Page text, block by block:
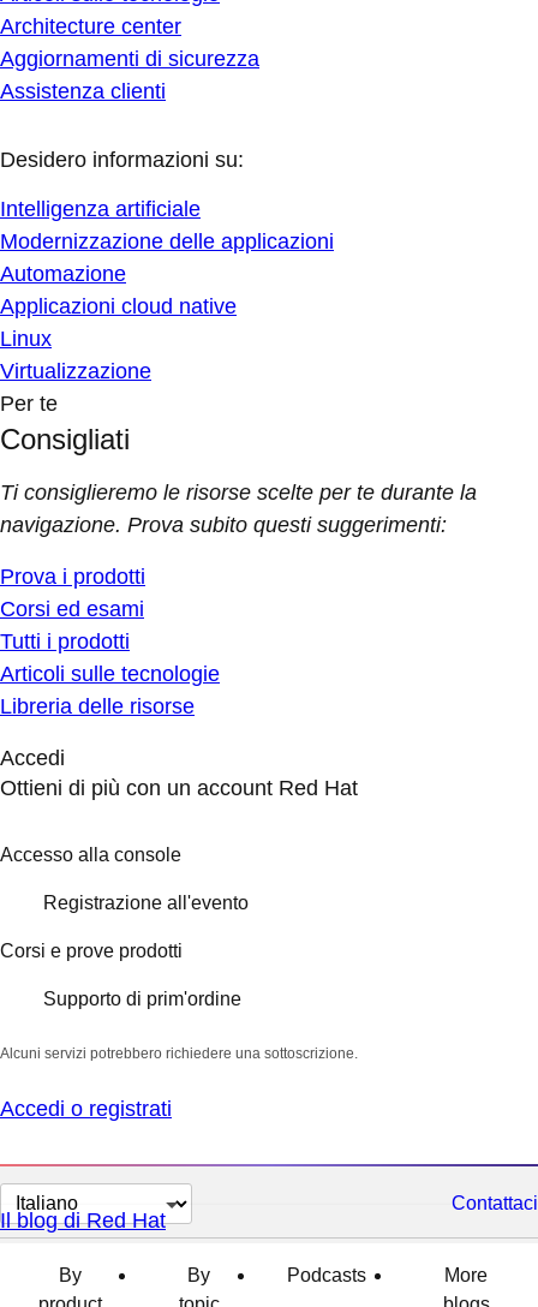
Architecture center
Aggiornamenti di sicurezza
Assistenza clienti
Desidero informazioni su:
Intelligenza artificiale
Modernizzazione delle applicazioni
Automazione
Applicazioni cloud native
Linux
Virtualizzazione
Per te
Consigliati
Ti consiglieremo le risorse scelte per te durante la
navigazione. Prova subito questi suggerimenti:
Prova i prodotti
Corsi ed esami
Tutti i prodotti
Articoli sulle tecnologie
Libreria delle risorse
Accedi
Ottieni di più con un account Red Hat
Accesso alla console
Registrazione all'evento
Corsi e prove prodotti
Supporto di prim'ordine
Alcuni servizi potrebbero richiedere una sottoscrizione.
Accedi o registrati
Cambia
lingua
Contattaci
Il blog di Red Hat
By
By
Podcasts
More